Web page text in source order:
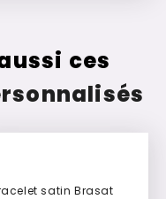
ces
satin Brasat